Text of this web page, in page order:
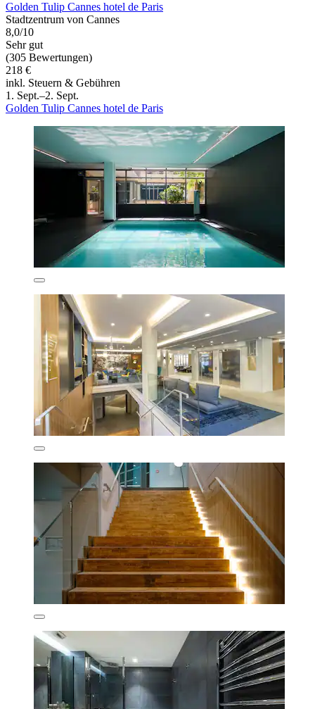
Golden Tulip Cannes hotel de Paris
Stadtzentrum von Cannes
8,0/10
Sehr gut
(305 Bewertungen)
218 €
inkl. Steuern & Gebühren
1. Sept.–2. Sept.
Golden Tulip Cannes hotel de Paris